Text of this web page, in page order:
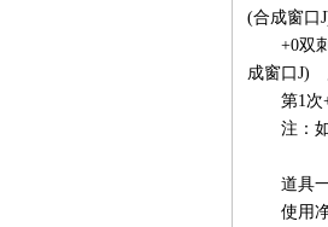
(合成窗
+0双刺
成窗口J)
第1次
注：如
道具一
使用净